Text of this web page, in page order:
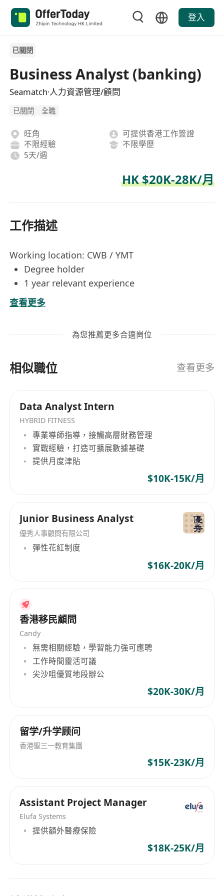
登入
已關閉
Business Analyst (banking)
Seamatch·人力資源管理/顧問
已關閉 全職
旺角
可提供香港工作簽證
不限經驗
不限學歷
5天/週
HK $20K-28K/月
工作描述
Working location: CWB / YMT
Degree holder
1 year relevant experience
Gather, analyse and document business
requirements from client stakeholders
detailed system specifications and user
Collaborate with cross-functional teams to
acceptance testing activities
Provide regular project status updates and
communicate with stakeholders
查看更多
為您推薦更多合適崗位
相似職位 查看更多
Data Analyst Intern
HYBRID FITNESS
專業導師指導，接觸高層財務管理
實戰經驗，打造可擴展數據基礎
提供月度津貼
$10K-15K/月
Junior Business Analyst
優秀人事顧問有限公司
彈性花紅制度
$16K-20K/月
香港移民顧問
Candy
無需相關經驗，學習能力強可應聘
工作時間靈活可議
尖沙咀優質地段辦公
$20K-30K/月
留学/升学顾问
香港聖三一教育集團
$15K-23K/月
Assistant Project Manager
Elufa Systems
提供額外醫療保險
$18K-25K/月